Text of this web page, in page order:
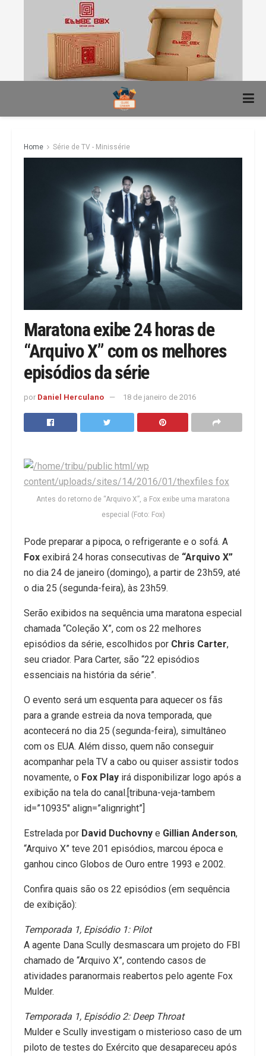
Home Série de TV - Minissérie
Maratona exibe 24 horas de
“Arquivo X” com os melhores
episódios da série
por Daniel Herculano 18 de janeiro de 2016
Antes do retorno de “Arquivo X”, a Fox exibe uma maratona
especial (Foto: Fox)
Pode preparar a pipoca, o refrigerante e o sofá. A
Fox exibirá 24 horas consecutivas de “Arquivo X”
no dia 24 de janeiro (domingo), a partir de 23h59, até
o dia 25 (segunda-feira), às 23h59.
Serão exibidos na sequência uma maratona especial
chamada “Coleção X”, com os 22 melhores
episódios da série, escolhidos por Chris Carter,
seu criador. Para Carter, são “22 episódios
essenciais na história da série”.
O evento será um esquenta para aquecer os fãs
para a grande estreia da nova temporada, que
acontecerá no dia 25 (segunda-feira), simultâneo
com os EUA. Além disso, quem não conseguir
acompanhar pela TV a cabo ou quiser assistir todos
novamente, o Fox Play irá disponibilizar logo após a
exibição na tela do canal.[tribuna-veja-tambem
id=”10935″ align=”alignright”]
Estrelada por David Duchovny e Gillian Anderson,
“Arquivo X” teve 201 episódios, marcou época e
ganhou cinco Globos de Ouro entre 1993 e 2002.
Confira quais são os 22 episódios (em sequência
de exibição):
Temporada 1, Episódio 1: Pilot
A agente Dana Scully desmascara um projeto do FBI
chamado de “Arquivo X”, contendo casos de
atividades paranormais reabertos pelo agente Fox
Mulder.
Temporada 1, Episódio 2: Deep Throat
Mulder e Scully investigam o misterioso caso de um
piloto de testes do Exército que desapareceu após